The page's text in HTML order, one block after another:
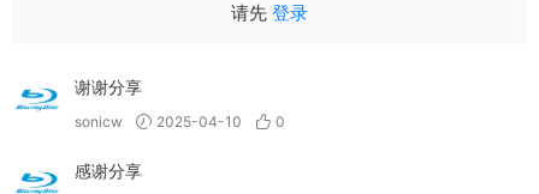
请先 登录
谢谢分享
sonicw 2025-04-10 0
感谢分享